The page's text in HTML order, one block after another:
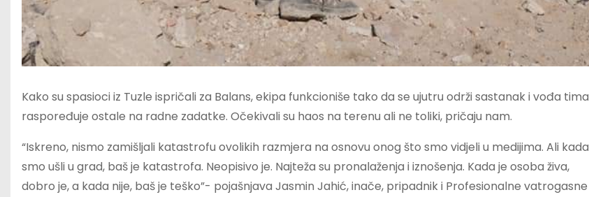
Kako su spasioci iz Tuzle ispričali za Balans, ekipa funkcioniše tako da se ujutru održi sastanak i vođa tima
raspoređuje ostale na radne zadatke. Očekivali su haos na terenu ali ne toliki, pričaju nam.
“Iskreno, nismo zamišljali katastrofu ovolikih razmjera na osnovu onog što smo vidjeli u medijima. Ali kada
smo ušli u grad, baš je katastrofa. Neopisivo je. Najteža su pronalaženja i iznošenja. Kada je osoba živa,
dobro je, a kada nije, baš je teško”- pojašnjava Jasmin Jahić, inače, pripadnik i Profesionalne vatrogasne